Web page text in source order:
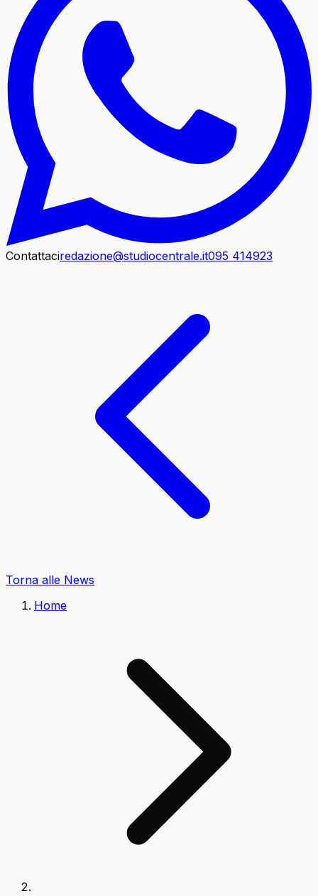
Contattaciredazione@studiocentrale.it095 414923
Torna alle News
Home